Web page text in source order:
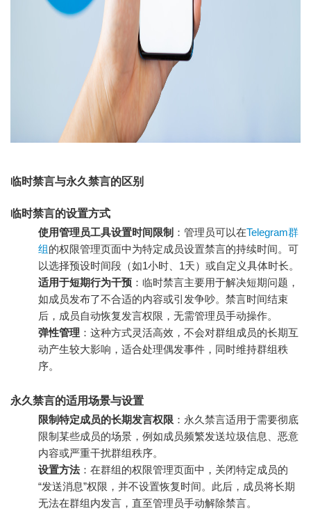
临时禁言与永久禁言的区别
临时禁言的设置方式
使用管理员工具设置时间限制 ：管理员可以在Telegram群
组的权限管理页面中为特定成员设置禁言的持续时间。可
以选择预设时间段（如1小时、1天）或自定义具体时长。
适用于短期行为干预 ：临时禁言主要用于解决短期问题，
如成员发布了不合适的内容或引发争吵。禁言时间结束
后，成员自动恢复发言权限，无需管理员手动操作。
弹性管理 ：这种方式灵活高效，不会对群组成员的长期互
动产生较大影响，适合处理偶发事件，同时维持群组秩
序。
永久禁言的适用场景与设置
限制特定成员的长期发言权限 ：永久禁言适用于需要彻底
限制某些成员的场景，例如成员频繁发送垃圾信息、恶意
内容或严重干扰群组秩序。
设置方法：在群组的权限管理页面中，关闭特定成员的
“发送消息”权限，并不设置恢复时间。此后，成员将长期
无法在群组内发言，直至管理员手动解除禁言。